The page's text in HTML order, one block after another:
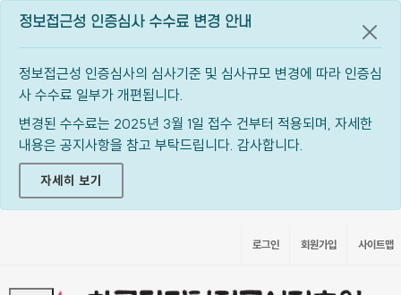
정보접근성 인증심사 수수료 변경 안내
정보접근성 인증심사의 심사기준 및 심사규모 변경에 따라 인증심
사 수수료 일부가 개편됩니다.
변경된 수수료는 2025년 3월 1일 접수 건부터 적용되며, 자세한
내용은 공지사항을 참고 부탁드립니다. 감사합니다.
자세히 보기
공지
로그인 회원가입 사이트맵